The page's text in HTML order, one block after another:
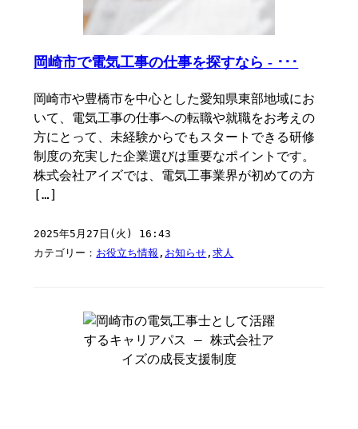
岡崎市で電気工事の仕事を探すなら - ･･･
岡崎市や豊橋市を中心とした愛知県東部地域にお
いて、電気工事の仕事への転職や就職をお考えの
方にとって、未経験からでもスタートできる研修
制度の充実した企業選びは重要なポイントです。
株式会社アイズでは、電気工事業界が初めての方
[…]
2025年5月27日(火) 16:43
カテゴリー： お役立ち情報 , お知らせ ,求人